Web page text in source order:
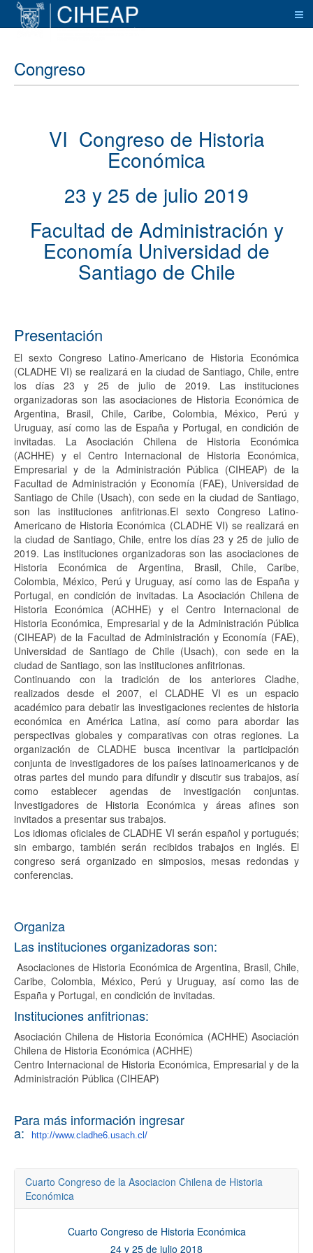
Congreso
VI Congreso de Historia
Económica
23 y 25 de julio 2019
Facultad de Administración y
Economía Universidad de
Santiago de Chile
Presentación
El sexto Congreso Latino-Americano de Historia Económica
(CLADHE VI) se realizará en la ciudad de Santiago, Chile, entre
los días 23 y 25 de julio de 2019. Las instituciones
organizadoras son las asociaciones de Historia Económica de
Argentina, Brasil, Chile, Caribe, Colombia, México, Perú y
Uruguay, así como las de España y Portugal, en condición de
invitadas. La Asociación Chilena de Historia Económica
(ACHHE) y el Centro Internacional de Historia Económica,
Empresarial y de la Administración Pública (CIHEAP) de la
Facultad de Administración y Economía (FAE), Universidad de
Santiago de Chile (Usach), con sede en la ciudad de Santiago,
son las instituciones anfitrionas.El sexto Congreso Latino-
Americano de Historia Económica (CLADHE VI) se realizará en
la ciudad de Santiago, Chile, entre los días 23 y 25 de julio de
2019. Las instituciones organizadoras son las asociaciones de
Historia Económica de Argentina, Brasil, Chile, Caribe,
Colombia, México, Perú y Uruguay, así como las de España y
Portugal, en condición de invitadas. La Asociación Chilena de
Historia Económica (ACHHE) y el Centro Internacional de
Historia Económica, Empresarial y de la Administración Pública
(CIHEAP) de la Facultad de Administración y Economía (FAE),
Universidad de Santiago de Chile (Usach), con sede en la
ciudad de Santiago, son las instituciones anfitrionas.
Continuando con la tradición de los anteriores Cladhe,
realizados desde el 2007, el CLADHE VI es un espacio
académico para debatir las investigaciones recientes de historia
económica en América Latina, así como para abordar las
perspectivas globales y comparativas con otras regiones. La
organización de CLADHE busca incentivar la participación
conjunta de investigadores de los países latinoamericanos y de
otras partes del mundo para difundir y discutir sus trabajos, así
como establecer agendas de investigación conjuntas.
Investigadores de Historia Económica y áreas afines son
invitados a presentar sus trabajos.
Los idiomas oficiales de CLADHE VI serán español y portugués;
sin embargo, también serán recibidos trabajos en inglés. El
congreso será organizado en simposios, mesas redondas y
conferencias.
Organiza
Las instituciones organizadoras son:
Asociaciones de Historia Económica de Argentina, Brasil, Chile,
Caribe, Colombia, México, Perú y Uruguay, así como las de
España y Portugal, en condición de invitadas.
Instituciones anfitrionas:
Asociación Chilena de Historia Económica (ACHHE) Asociación
Chilena de Historia Económica (ACHHE)
Centro Internacional de Historia Económica, Empresarial y de la
Administración Pública (CIHEAP)
Para más información ingresar
a: http://www.cladhe6.usach.cl/
Cuarto Congreso de la Asociacion Chilena de Historia
Económica
Cuarto Congreso de Historia Económica
24 y 25 de julio 2018